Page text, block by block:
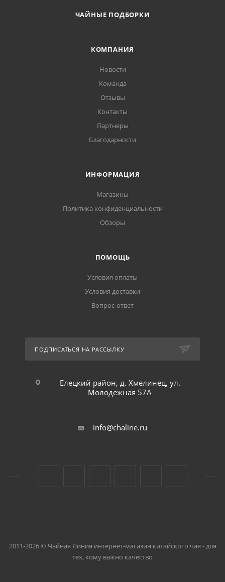
ЧАЙНЫЕ ПОДБОРКИ
КОМПАНИЯ
Новости
Команда
Отзывы
Контакты
Партнеры
Благодарности
ИНФОРМАЦИЯ
Магазины
Политика конфиденциальности
Обзоры
ПОМОЩЬ
Условия оплаты
Условия доставки
Вопрос-ответ
ПОДПИСАТЬСЯ НА РАССЫЛКУ
Елецкий район, д. Хмелинец, ул.
Молодежная 57А
info@chaline.ru
2011-2026 © Чайная Линия интернет-магазин китайского чая - для
тех, кому важно качество